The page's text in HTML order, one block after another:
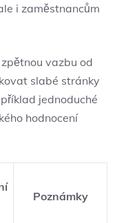
i zaměstnancům
vazbu od
slabé stránky
jednoduché
hodnocení
Poznámky